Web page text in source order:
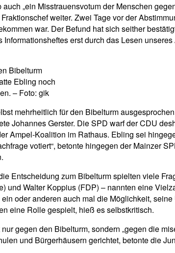
„ein Misstrauensvotum der Menschen
weiter. Zwei Tage vor der
war. Der Befund hat sich seither
erst durch das Lesen unseres
Bibelturm
Ebling noch
– Foto: gik
mehrheitlich für den Bibelturm
Johannes Gerster. Die SPD warf der CDU
Ampel-Koalition im Rathaus. Ebling sei
votiert“, betonte hingegen der Mainzer
Entscheidung zum Bibelturm spielten viele
und Walter Koppius (FDP) – nannten eine
oder anderen auch mal die Möglichkeit,
eine Rolle gespielt, hieß es selbstkritisch.
gegen den Bibelturm, sondern „gegen die
und Bürgerhäusern gerichtet, betonte die